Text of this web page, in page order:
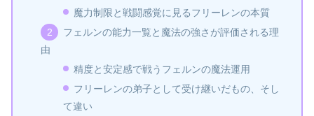
魔力制限と戦闘感覚に見るフリーレンの本質
フェルンの能力一覧と魔法の強さが評価される理
由
精度と安定感で戦うフェルンの魔法運用
フリーレンの弟子として受け継いだもの、そし
て違い